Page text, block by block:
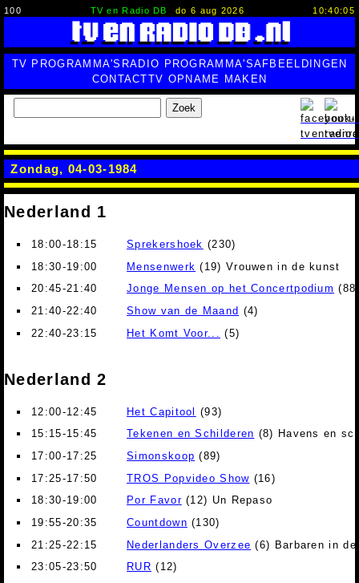
100 TV en Radio DB do 6 aug 2026 10:40:06
TV PROGRAMMA'S RADIO PROGRAMMA'SAFBEELDINGEN
CONTACTTV OPNAME MAKEN
Zoek
Zondag, 04-03-1984
Nederland 1
18:00-18:15 Sprekershoek (230)
18:30-19:00
Mensenwerk (19) Vrouwen in de kunst
20:45-21:40
Jonge Mensen op het Concertpodium
21:40-22:40
Show van de Maand (4)
22:40-23:15
Het Komt Voor... (5)
Nederland 2
12:00-12:45 Het Capitool
(93)
15:15-15:45
Tekenen en Schilderen (8) Havens en
17:00-17:25
Simonskoop (89)
17:25-17:50
TROS Popvideo Show (16)
18:30-19:00
Por Favor(12) Un Repaso
19:55-20:35
Countdown (130)
21:25-22:15
Nederlanders Overzee (6) Barbaren in
23:05-23:50
RUR (12)